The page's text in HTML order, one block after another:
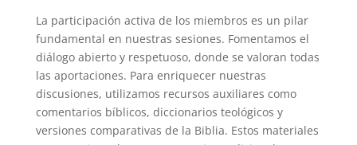
La participación activa de los miembros es un pilar
fundamental en nuestras sesiones. Fomentamos el
diálogo abierto y respetuoso, donde se valoran todas
las aportaciones. Para enriquecer nuestras
discusiones, utilizamos recursos auxiliares como
comentarios bíblicos, diccionarios teológicos y
versiones comparativas de la Biblia. Estos materiales